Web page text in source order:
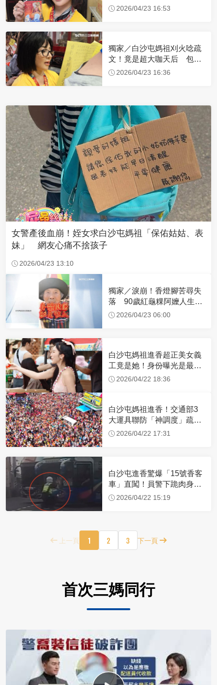
蹟 一靠近媽祖就爆哭
2026/04/23 16:53
獨家／白沙屯媽祖刈火唸疏
文！竟是超大咖天后 包尿
布忍尿5小時不喊累
2026/04/23 16:36
女警產後血崩！姪女求白沙屯媽祖「保佑姑姑、表
妹」 網友心痛不捨孩子
2026/04/23 13:10
獨家／淚崩！香燈腳苦尋失
落 90歲紅龜粿阿嬤人生謝
幕2026/04/23 06:00
白沙屯媽祖進香超正美女義
工竟是她！身份曝光是最美
禮生 一輩子不結婚
2026/04/22 18:36
白沙屯媽祖進香！交通部3
大運具聯防「神調度」疏運
32.1萬創新高
2026/04/22 17:31
白沙屯進香驚爆「15號香客
車」直闖！員警下跪肉身擋
車：讓行人先過
2026/04/22 15:19
上一頁 1 2 3 下一頁
首次三媽同行